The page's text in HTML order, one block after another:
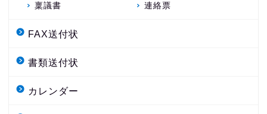
稟議書
連絡票
FAX送付状
書類送付状
カレンダー